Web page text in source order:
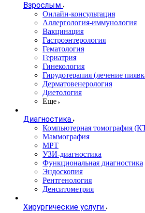
Взрослым
Онлайн-консультация
Аллергология-иммунология
Вакцинация
Гастроэнтерология
Гематология
Гериатрия
Гинекология
Гирудотерапия (лечение
Дерматовенерология
Диетология
Еще
Диагностика
Компьютерная томография
Маммография
МРТ
УЗИ-диагностика
Функциональная диагностика
Эндоскопия
Рентгенология
Денситометрия
Хирургические услуги